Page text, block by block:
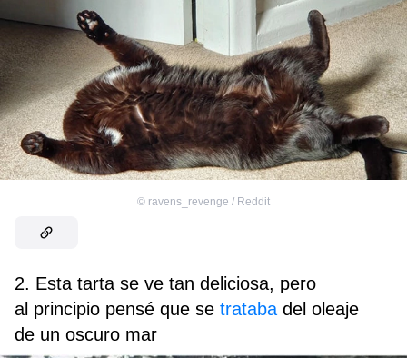
© ravens_revenge / Reddit
2. Esta tarta se ve tan deliciosa, pero
al principio pensé que se trataba del oleaje
de un oscuro mar